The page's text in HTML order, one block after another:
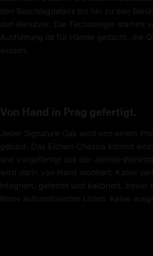
den Beschlagdetails bis hin zu den
den Benutzer. Die Technologie stammt
Ausführung ist für Hände gedacht, die
wissen.
Von Hand in Prag gefertigt.
Jeder Signature Oak wird von einem
gebaut. Das Eichen-Chassis kommt
und vorgefertigt aus der Jelínek-
wird darin von Hand montiert: Kabel
integriert, getestet und kalibriert, bevor
Keine automatisierten Linien. Keine